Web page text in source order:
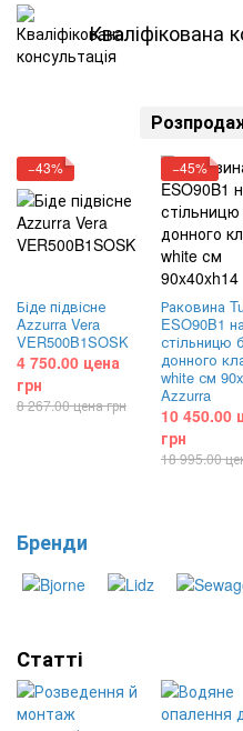
Кваліфікована
−43%
Біде підвісне
Azzurra Vera
VER500B1SOSK
4 750.00 цена
грн
8 267.00 цена грн
−45%
Раковина
ESO90B1 на
стільницю
донного
white см
Azzurra
10 450.00
грн
18 995.00
Бренди
Статті